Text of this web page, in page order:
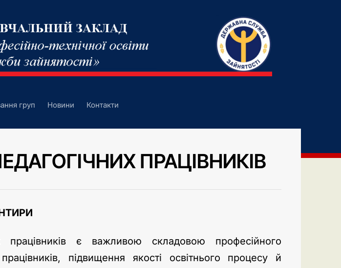
груп Новини Контакти
ПРАЦІВНИКІВ
працівників є важливою складовою професійного
підвищення якості освітнього процесу й